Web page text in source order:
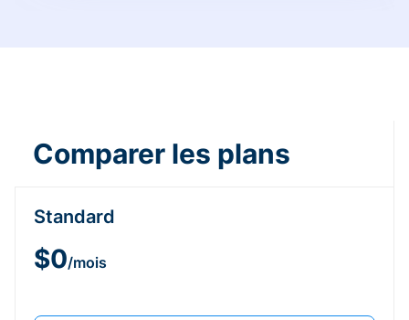
Comparer les plans
Standard
$0/mois